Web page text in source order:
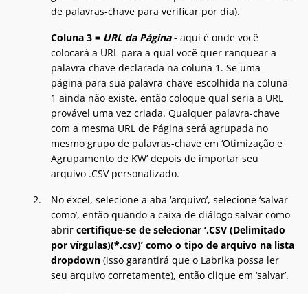
de palavras-chave para verificar por dia).
Coluna 3 = URL da Página- aqui é onde você
colocará a URL para a qual você quer ranquear a
palavra-chave declarada na coluna 1. Se uma
página para sua palavra-chave escolhida na coluna
1 ainda não existe, então coloque qual seria a URL
provável uma vez criada. Qualquer palavra-chave
com a mesma URL de Página será agrupada no
mesmo grupo de palavras-chave em ‘Otimização e
Agrupamento de KW’ depois de importar seu
arquivo .CSV personalizado.
No excel, selecione a aba ‘arquivo’, selecione ‘salvar
como’, então quando a caixa de diálogo salvar como
abrir certifique-se de selecionar ‘.CSV (Delimitado
por vírgulas)(*.csv)’ como o tipo de arquivo na lista
dropdown (isso garantirá que o Labrika possa ler
seu arquivo corretamente), então clique em ‘salvar’.